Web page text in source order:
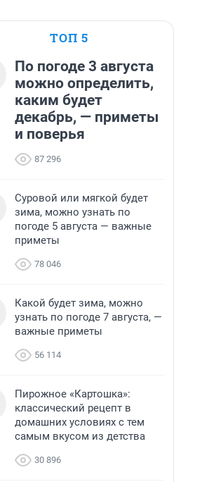
ТОП 5
По погоде 3 августа
можно определить,
каким будет
декабрь, — приметы
и поверья
87 296
Суровой или мягкой будет
зима, можно узнать по
погоде 5 августа — важные
приметы
78 046
Какой будет зима, можно
узнать по погоде 7 августа, —
важные приметы
56 114
Пирожное «Картошка»:
классический рецепт в
домашних условиях с тем
самым вкусом из детства
30 896